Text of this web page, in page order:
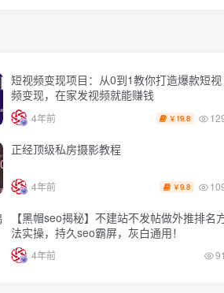
短视频变现项目：从0到1教你打造爆款短视
频变现，在家发视频就能赚钱
4年前 ￥ 19.8
正经顶级私房摄影教程
4年前 ￥9.8
【黑帽seo揭秘】不建站不发帖做外推排名
法实操，持久seo霸屏，灰白通用！
4年前